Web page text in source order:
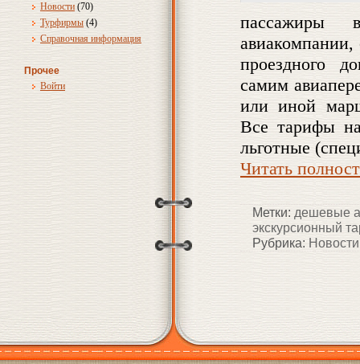
Новости (70)
Турфирмы (4)
Справочная информация
Прочее
Войти
пассажиры
авиакомпании,
проездного
самим
или иной
Все тарифы
льготные
Читать
Метки: дешевые
экскурсионный
Рубрика: Новости